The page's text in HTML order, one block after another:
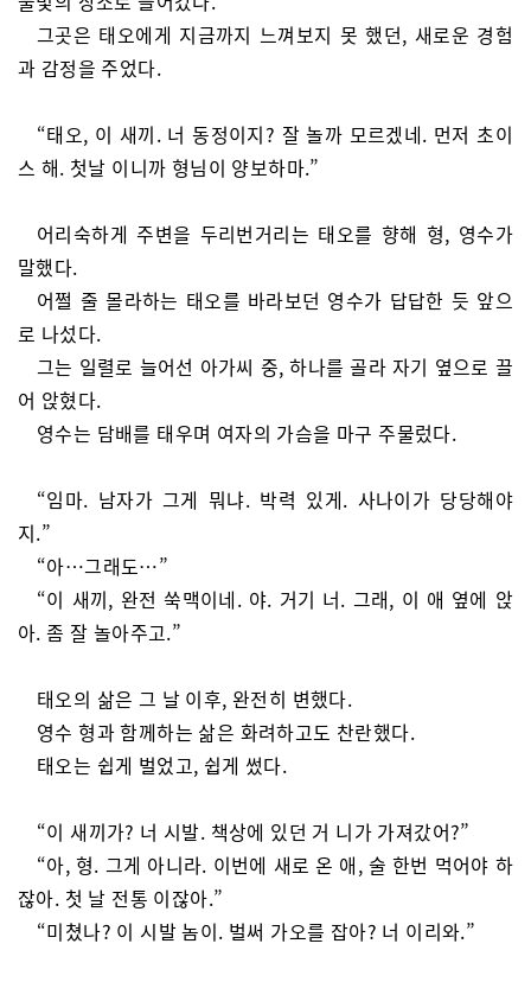
그곳은 태오에게 지금까지 느껴보지 못 했던, 새로운 경험
과 감정을 주었다.
“태오, 이 새끼. 너 동정이지? 잘 놀까 모르겠네. 먼저 초이
스 해. 첫날 이니까 형님이 양보하마.”
어리숙하게 주변을 두리번거리는 태오를 향해 형, 영수가
말했다.
어쩔 줄 몰라하는 태오를 바라보던 영수가 답답한 듯 앞으
로 나섰다.
그는 일렬로 늘어선 아가씨 중, 하나를 골라 자기 옆으로 끌
어 앉혔다.
영수는 담배를 태우며 여자의 가슴을 마구 주물렀다.
“임마. 남자가 그게 뭐냐. 박력 있게. 사나이가 당당해야
지.”
“아…그래도…”
“이 새끼, 완전 쑥맥이네. 야. 거기 너. 그래, 이 애 옆에 앉
아. 좀 잘 놀아주고.”
태오의 삶은 그 날 이후, 완전히 변했다.
영수 형과 함께하는 삶은 화려하고도 찬란했다.
태오는 쉽게 벌었고, 쉽게 썼다.
“이 새끼가? 너 시발. 책상에 있던 거 니가 가져갔어?”
“아, 형. 그게 아니라. 이번에 새로 온 애, 술 한번 먹어야 하
잖아. 첫 날 전통 이잖아.”
“미쳤나? 이 시발 놈이. 벌써 가오를 잡아? 너 이리와.”